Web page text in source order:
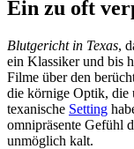
Ein zu oft
Blutgericht in Texas,
ein Klassiker und bis
Filme über den
die körnige Optik, die
texanische Setting
omnipräsente Gefühl
unmöglich kalt.